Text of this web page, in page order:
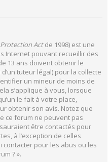
Protection Actde 1998) est une
Internet pouvant recueillir des
13 ans doivent obtenir le
tuteur légal) pour la collecte
un mineur de moins de
s’applique à vous, lorsque
le fait à votre place,
obtenir son avis. Notez que
ce forum ne peuvent pas
être contactés pour
à l’exception de celles
contacter pour les abus ou les
? ».